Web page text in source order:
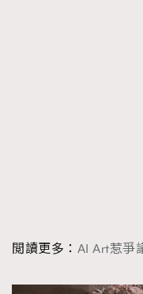
閲讀更多： AI Art惹爭